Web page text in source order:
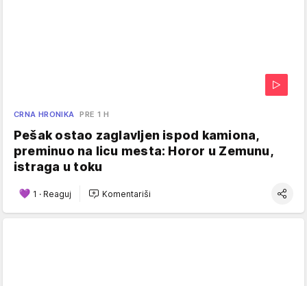
CRNA HRONIKA PRE 1 H
Pešak ostao zaglavljen ispod kamiona,
preminuo na licu mesta: Horor u Zemunu,
istraga u toku
1 · Reaguj Komentariši